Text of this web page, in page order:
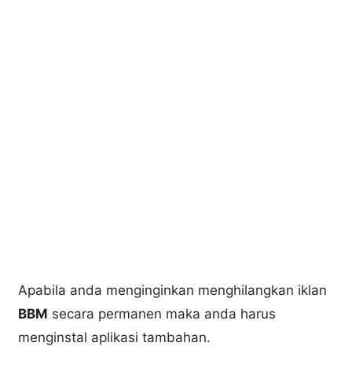
Apabila anda menginginkan menghilangkan iklan
BBM secara permanen maka anda harus
menginstal aplikasi tambahan.